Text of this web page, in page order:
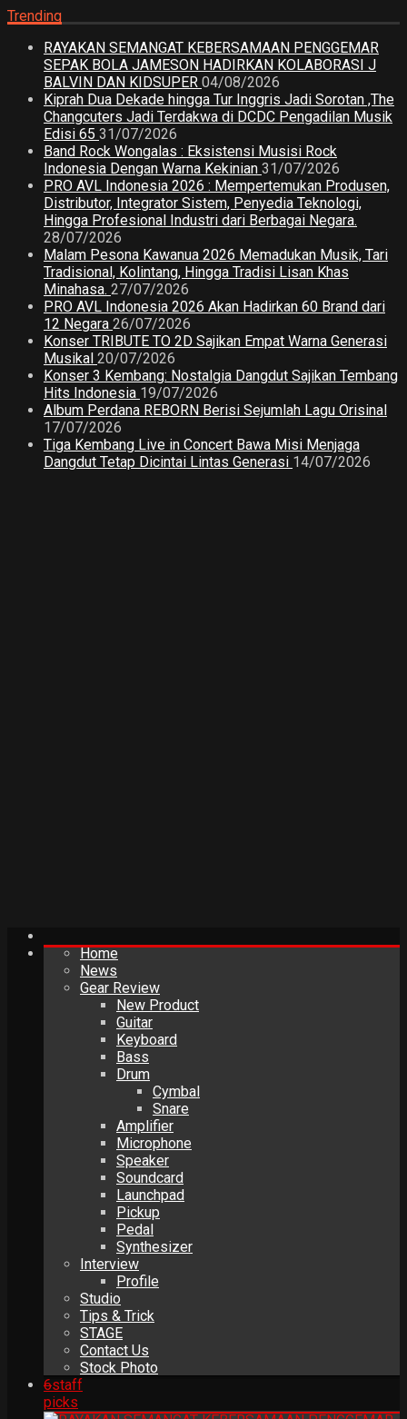
Trending
RAYAKAN SEMANGAT KEBERSAMAAN PENGGEMAR
SEPAK BOLA JAMESON HADIRKAN KOLABORASI J
BALVIN DAN KIDSUPER 04/08/2026
Kiprah Dua Dekade hingga Tur Inggris Jadi Sorotan ,The
Changcuters Jadi Terdakwa di DCDC Pengadilan Musik
Edisi 65 31/07/2026
Band Rock Wongalas : Eksistensi Musisi Rock
Indonesia Dengan Warna Kekinian 31/07/2026
PRO AVL Indonesia 2026 : Mempertemukan Produsen,
Distributor, Integrator Sistem, Penyedia Teknologi,
Hingga Profesional Industri dari Berbagai Negara.
28/07/2026
Malam Pesona Kawanua 2026 Memadukan Musik, Tari
Tradisional, Kolintang, Hingga Tradisi Lisan Khas
Minahasa. 27/07/2026
PRO AVL Indonesia 2026 Akan Hadirkan 60 Brand dari
12 Negara 26/07/2026
Konser TRIBUTE TO 2D Sajikan Empat Warna Generasi
Musikal 20/07/2026
Konser 3 Kembang: Nostalgia Dangdut Sajikan Tembang
Hits Indonesia 19/07/2026
Album Perdana REBORN Berisi Sejumlah Lagu Orisinal
17/07/2026
Tiga Kembang Live in Concert Bawa Misi Menjaga
Dangdut Tetap Dicintai Lintas Generasi 14/07/2026
Home
News
Gear Review
New Product
Guitar
Keyboard
Bass
Drum
Cymbal
Snare
Amplifier
Microphone
Speaker
Soundcard
Launchpad
Pickup
Pedal
Synthesizer
Interview
Profile
Studio
Tips & Trick
STAGE
Contact Us
Stock Photo
6staff
picks